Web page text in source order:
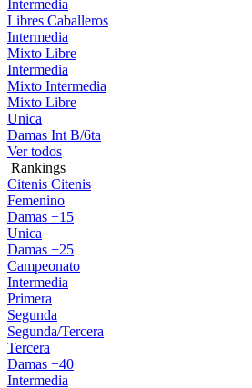
Intermedia
Libres Caballeros
Intermedia
Mixto Libre
Intermedia
Mixto Intermedia
Mixto Libre
Unica
Damas Int B/6ta
Ver todos
Rankings
Citenis Citenis
Femenino
Damas +15
Unica
Damas +25
Campeonato
Intermedia
Primera
Segunda
Segunda/Tercera
Tercera
Damas +40
Intermedia